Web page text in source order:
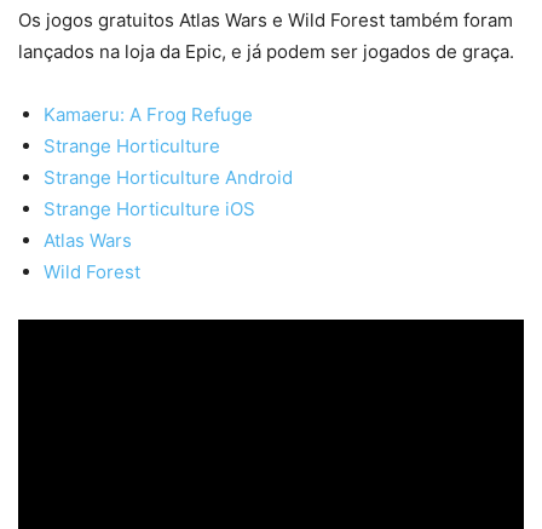
Os jogos gratuitos Atlas Wars e Wild Forest também foram
lançados na loja da Epic, e já podem ser jogados de graça.
Kamaeru: A Frog Refuge
Strange Horticulture
Strange Horticulture Android
Strange Horticulture iOS
Atlas Wars
Wild Forest